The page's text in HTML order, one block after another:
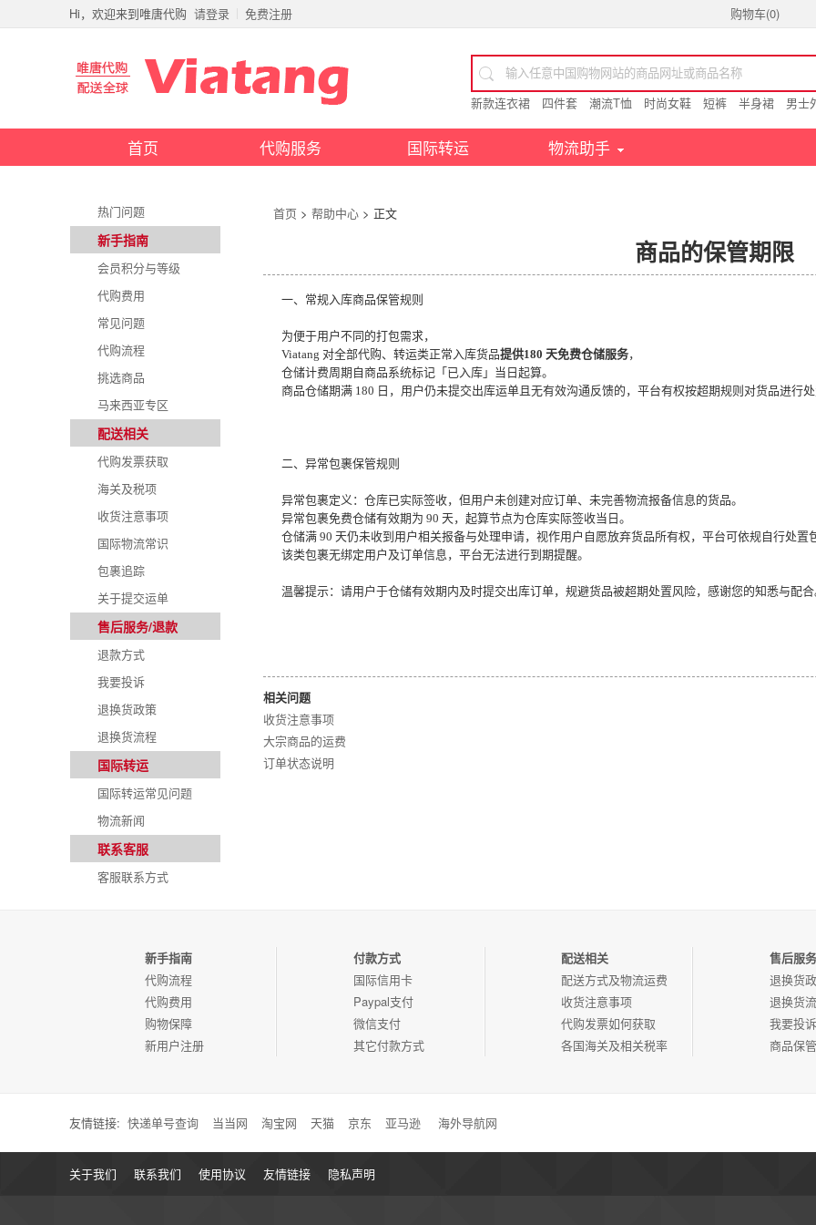
Hi，欢迎来到唯唐代购 请登录 免费注册 购物车(0)
新款连衣裙 四件套 潮流T恤 时尚女鞋 短裤 半身裙 男士
首页 代购服务 国际转运 物流助手
热门问题
新手指南
会员积分与等级
代购费用
常见问题
代购流程
挑选商品
马来西亚专区
配送相关
代购发票获取
海关及税项
收货注意事项
国际物流常识
包裹追踪
关于提交运单
售后服务/退款
退款方式
我要投诉
退换货政策
退换货流程
国际转运
国际转运常见问题
物流新闻
联系客服
客服联系方式
首页 > 帮助中心 > 正文
商品的保管期限
一、常规入库商品保管规则
为便于用户不同的打包需求，
Viatang 对全部代购、转运类正常入库货品提供180 天免费仓储服务，
仓储计费周期自商品系统标记「已入库」当日起算。
商品仓储期满 180 日，用户仍未提交出库运单且无有效沟通反馈的，平台有权按超期规则对货品进行处
二、异常包裹保管规则
异常包裹定义：仓库已实际签收，但用户未创建对应订单、未完善物流报备信息的货品。
异常包裹免费仓储有效期为 90 天，起算节点为仓库实际签收当日。
仓储满 90 天仍未收到用户相关报备与处理申请，视作用户自愿放弃货品所有权，平台可依规自行处置
该类包裹无绑定用户及订单信息，平台无法进行到期提醒。
温馨提示：请用户于仓储有效期内及时提交出库订单，规避货品被超期处置风险，感谢您的知悉与配合
相关问题
收货注意事项
大宗商品的运费
订单状态说明
新手指南
代购流程
代购费用
购物保障
新用户注册
付款方式
国际信用卡
Paypal支付
微信支付
其它付款方式
配送相关
配送方式及物流运费
收货注意事项
代购发票如何获取
各国海关及相关税率
售后服务
退换货
退换货
我要投诉
商品保
友情链接: 快递单号查询 当当网 淘宝网 天猫 京东 亚马逊 海外导航网
关于我们 联系我们 使用协议 友情链接 隐私声明